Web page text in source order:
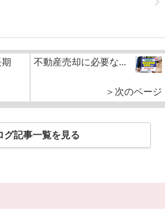
不動産売却に必要な...
＞次のページ
グ記事一覧を見る